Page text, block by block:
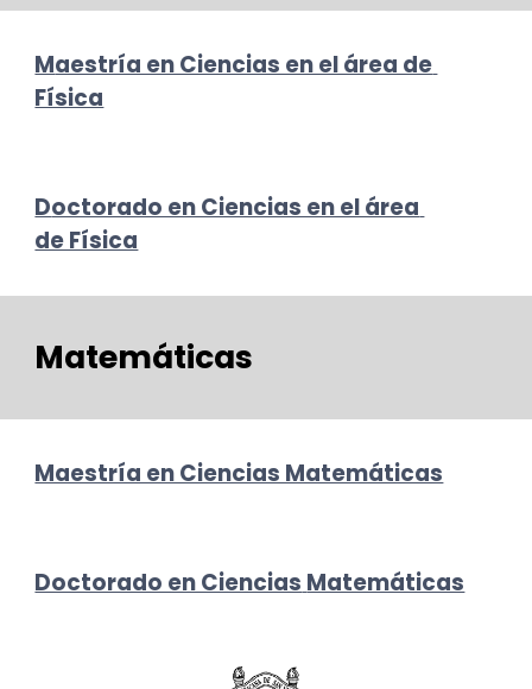
Maestría en Ciencias en el área de
Física
Doctorado en Ciencias en el área
de Física
Matemáticas
Maestría en Ciencias Matemáticas
Doctorado en Ciencias Matemáticas